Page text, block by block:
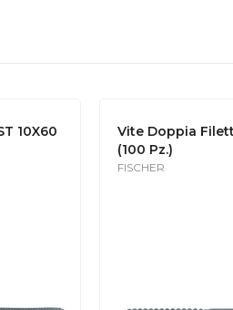
10X60
Vite Doppia
(100 Pz.)
FISCHER